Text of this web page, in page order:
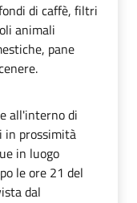
di caffè, filtri
animali
pane
all'interno di
in prossimità
in luogo
le ore 21 del
dal